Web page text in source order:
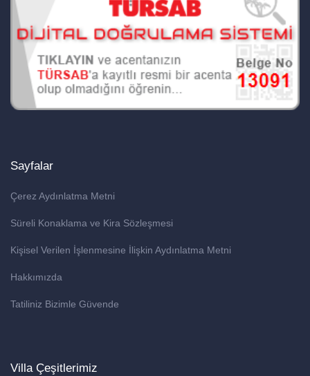
Sayfalar
Çerez Aydınlatma Metni
Süreli Konaklama ve Kira Sözleşmesi
Kişisel Verilen İşlenmesine İlişkin Aydınlatma Metni
Hakkımızda
Tatiliniz Bizimle Güvende
Villa Çeşitlerimiz